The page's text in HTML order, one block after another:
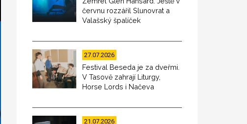
červnu rozzářil Slunovrat a
Valašský špalíček
27.07.2026
Festival Beseda je za dveřmi.
V Tasově zahrají Liturgy,
Horse Lords i Načeva
21.07.2026